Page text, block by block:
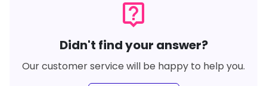
live_help
Didn't find your answer?
Our customer service will be happy to help you.